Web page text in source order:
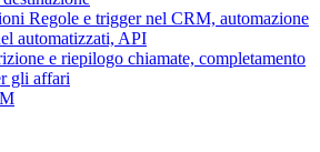
Regole e trigger nel CRM, automazione
automatizzati, API
e riepilogo chiamate, completamento
gli affari